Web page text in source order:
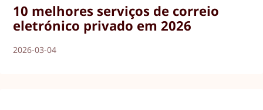
10 melhores serviços de correio
eletrónico privado em 2026
2026-03-04